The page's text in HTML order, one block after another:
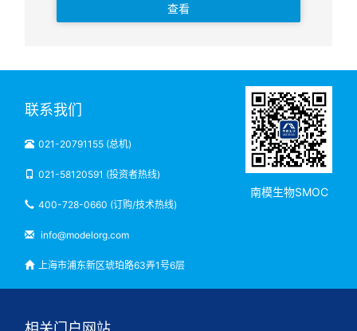
查看
联系我们
021-20791155 (总机)
021-58120591 (投资者热线)
400-728-0660 (订购/技术热线)
info@modelorg.com
上海市浦东新区琥珀路63弄1号6层
南模生物SMOC